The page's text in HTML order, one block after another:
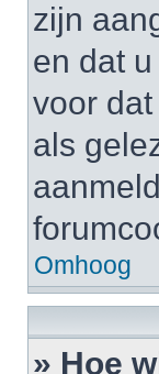
zijn
en dat
voor
als
Omhoog
» Hoe